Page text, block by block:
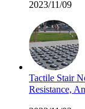
2023/11/09
Tactile Stair
Resistance,